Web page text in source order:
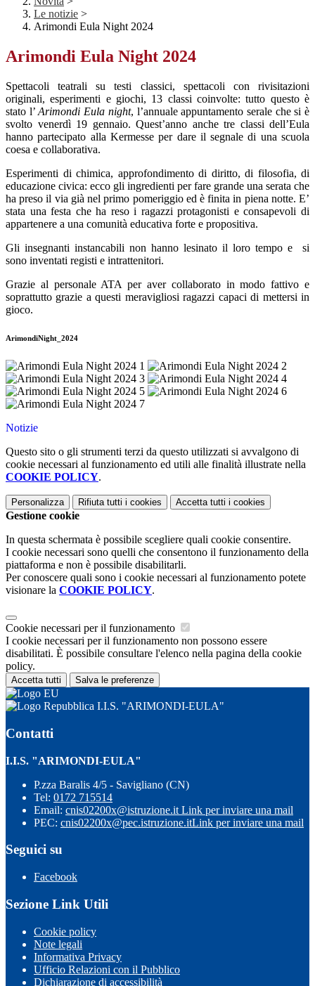
Le notizie >
Arimondi Eula Night 2024
Arimondi Eula Night 2024
Spettacoli teatrali su testi classici, spettacoli con rivisitazioni
originali, esperimenti e giochi, 13 classi coinvolte:tutto questoè
stato l’Arimondi Eula night, l’annuale appuntamento serale che si è
svolto venerdì19 gennaio. Quest’anno anche tre classi dell’Eula
hanno partecipato alla Kermesseper dare il segnale di una scuola
coesa e collaborativa.
Esperimenti di chimica, approfondimento di diritto, di filosofia, di
educazione civica: ecco gli ingredienti per fare grande una serata che
ha preso il via già nel primo pomeriggio ed è finita in piena notte. E’
stata una festa che ha reso i ragazzi protagonisti e consapevoli di
appartenere a una comunità educativa forte e propositiva.
Gli insegnanti instancabili non hanno lesinato il loro tempo e
si
sono inventati registi e intrattenitori.
Grazie al personale ATA per aver collaborato in modo fattivo e
soprattutto grazie a questi meravigliosi ragazzi capaci di mettersi in
gioco.
ArimondiNight_2024
Notizie
Questo sito o gli strumenti terzi da questo utilizzati si avvalgono di
cookie necessari al funzionamento ed utili alle finalità illustrate nella
COOKIE POLICY.
Personalizza Rifiuta tutti i cookies Accetta tutti i cookies
Gestione cookie
In questa schermata è possibile scegliere quali cookie consentire.
I cookie necessari sono quelli che consentono il funzionamento della
piattaforma e non è possibile disabilitarli.
Per conoscere quali sono i cookie necessari al funzionamento potete
visionare la COOKIE POLICY.
Cookie necessari per il funzionamento
I cookie necessari per il funzionamento non possono essere
disabilitati. È possibile consultare l'elenco nella pagina della cookie
policy.
Accetta tutti Salva le preferenze
I.I.S. "ARIMONDI-EULA"
Contatti
I.I.S. "ARIMONDI-EULA"
P.zza Baralis 4/5 - Savigliano (CN)
Tel: 0172 715514
Email: cnis02200x@istruzione.it Link per inviare una mail
PEC: cnis02200x@pec.istruzione.itLink per inviare una mail
Seguici su
Facebook
Sezione Link Utili
Cookie policy
Note legali
Informativa Privacy
Ufficio Relazioni con il Pubblico
Dichiarazione di accessibilità